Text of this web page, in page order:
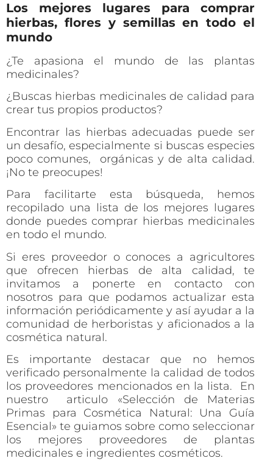
Los mejores lugares para comprar
hierbas, flores y semillas en todo el
mundo
¿Te apasiona el mundo de las plantas
medicinales?
¿Buscas hierbas medicinales de calidad para
crear tus propios productos?
Encontrar las hierbas adecuadas puede ser
un desafío, especialmente si buscas especies
poco comunes, orgánicas y de alta calidad.
¡No te preocupes!
Para facilitarte esta búsqueda, hemos
recopilado una lista de los mejores lugares
donde puedes comprar hierbas medicinales
en todo el mundo.
Si eres proveedor o conoces a agricultores
que ofrecen hierbas de alta calidad, te
invitamos a ponerte en contacto con
nosotros para que podamos actualizar esta
información periódicamente y así ayudar a la
comunidad de herboristas y aficionados a la
cosmética natural.
Es importante destacar que no hemos
verificado personalmente la calidad de todos
los proveedores mencionados en la lista. En
nuestro articulo «Selección de Materias
Primas para Cosmética Natural: Una Guía
Esencial» te guiamos sobre como seleccionar
los mejores proveedores de plantas
medicinales e ingredientes cosméticos.